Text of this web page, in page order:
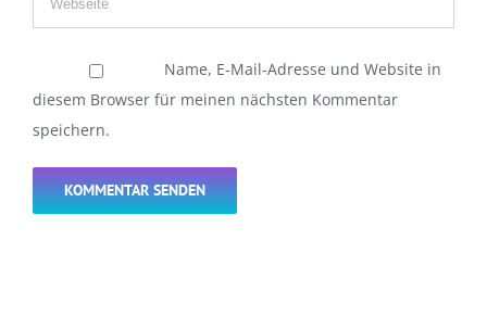
Name, E-Mail-Adresse und Website in
diesem Browser für meinen nächsten Kommentar
speichern.